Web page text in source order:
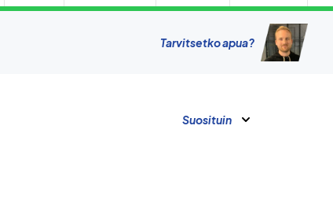
Tarvitsetko apua?
Suosituin